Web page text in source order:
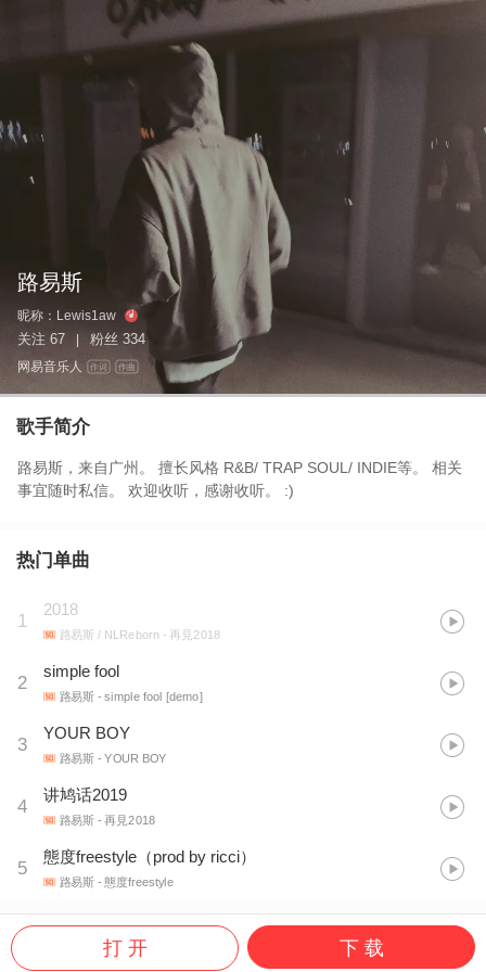
路易斯
昵称： Lewis1aw
关注 67 粉丝 334
网易音乐人 作词 作曲
歌手简介
路易斯，来自广州。 擅长风格 R&B/ TRAP SOUL/ INDIE等。 相关
事宜随时私信。 欢迎收听，感谢收听。 :)
热门单曲
1
2018
路易斯 / NLReborn - 再見2018
2
simple fool
路易斯 - simple fool [demo]
3
YOUR BOY
路易斯 - YOUR BOY
4
讲鸠话2019
路易斯 - 再見2018
5
態度freestyle（prod by ricci）
路易斯 - 態度freestyle
打 开 下 载